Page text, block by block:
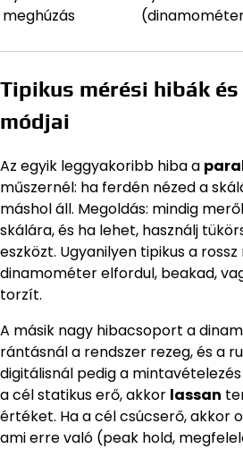
meghúzás
Tipikus mérési hibák
módjai
Az egyik leggyakoribb hiba a
műszernél: ha ferdén nézed a
máshol áll. Megoldás: mindig
skálára, és ha lehet, használj
eszközt. Ugyanilyen tipikus a
dinamométer elfordul, beakad,
torzít.
A másik nagy hibacsoport a
rántásnál a rendszer rezeg, és a
digitálisnál pedig a
a cél statikus erő, akkor lassan
értéket. Ha a cél csúcserő, akkor
ami erre való (peak hold,